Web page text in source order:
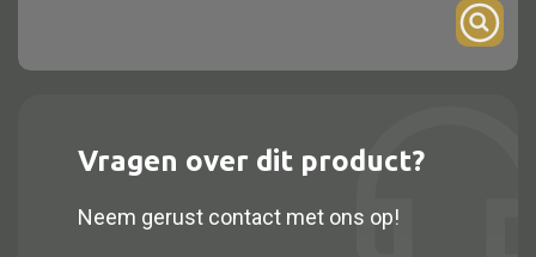
Alle kastenVragen over dit product?
Neem gerust contact met ons op!